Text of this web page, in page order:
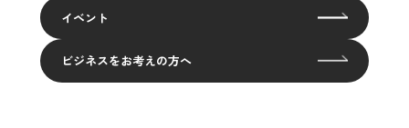
イベント
ビジネスをお考えの方へ